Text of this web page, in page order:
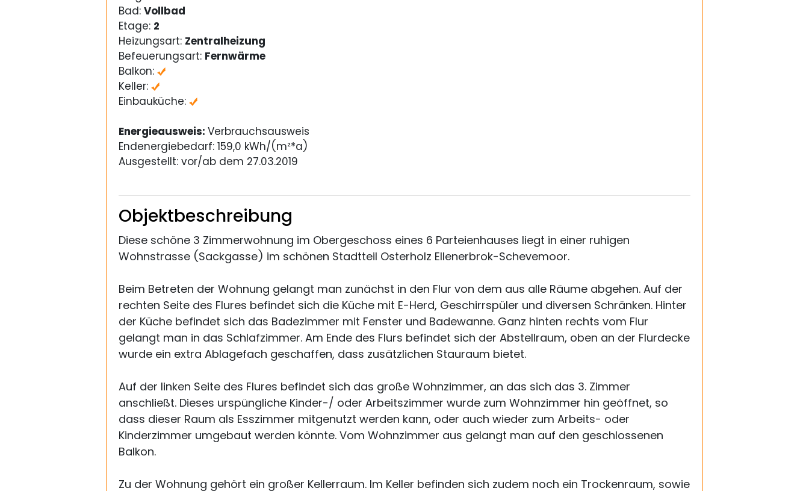
Bad: Vollbad
Etage: 2
Heizungsart: Zentralheizung
Befeuerungsart: Fernwärme
Balkon:
Keller:
Einbauküche:
Energieausweis: Verbrauchsausweis
Endenergiebedarf: 159,0 kWh/(m²*a)
Ausgestellt: vor/ab dem 27.03.2019
Objektbeschreibung
Diese schöne 3 Zimmerwohnung im Obergeschoss eines 6 Parteienhauses liegt in einer ruhigen
Wohnstrasse (Sackgasse) im schönen Stadtteil Osterholz Ellenerbrok-Schevemoor.
Beim Betreten der Wohnung gelangt man zunächst in den Flur von dem aus alle Räume abgehen. Auf der
rechten Seite des Flures befindet sich die Küche mit E-Herd, Geschirrspüler und diversen Schränken. Hinter
der Küche befindet sich das Badezimmer mit Fenster und Badewanne. Ganz hinten rechts vom Flur
gelangt man in das Schlafzimmer. Am Ende des Flurs befindet sich der Abstellraum, oben an der Flurdecke
wurde ein extra Ablagefach geschaffen, dass zusätzlichen Stauraum bietet.
Auf der linken Seite des Flures befindet sich das große Wohnzimmer, an das sich das 3. Zimmer
anschließt. Dieses urspüngliche Kinder-/ oder Arbeitszimmer wurde zum Wohnzimmer hin geöffnet, so
dass dieser Raum als Esszimmer mitgenutzt werden kann, oder auch wieder zum Arbeits- oder
Kinderzimmer umgebaut werden könnte. Vom Wohnzimmer aus gelangt man auf den geschlossenen
Balkon.
Zu der Wohnung gehört ein großer Kellerraum. Im Keller befinden sich zudem noch ein Trockenraum, sowie